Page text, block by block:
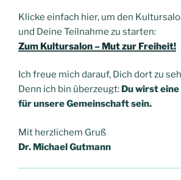
Klicke einfach hier, um den
und Deine Teilnahme zu starten:
Zum Kultursalon – Mut zur Freiheit!
Ich freue mich darauf, Dich dort zu
Denn ich bin überzeugt: Du wirst
für unsere Gemeinschaft sein.
Mit herzlichem Gruß
Dr. Michael Gutmann